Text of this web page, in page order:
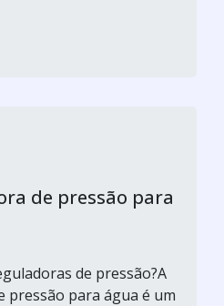
de pressão para
de pressão?A
pressão para água é um